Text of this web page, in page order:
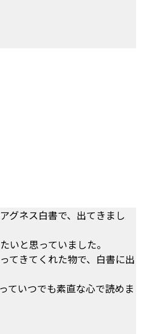
グネス白書で、出てきまし
いと思っていました。
てきてくれた物で、白書に出
ていつでも素直な心で読めま